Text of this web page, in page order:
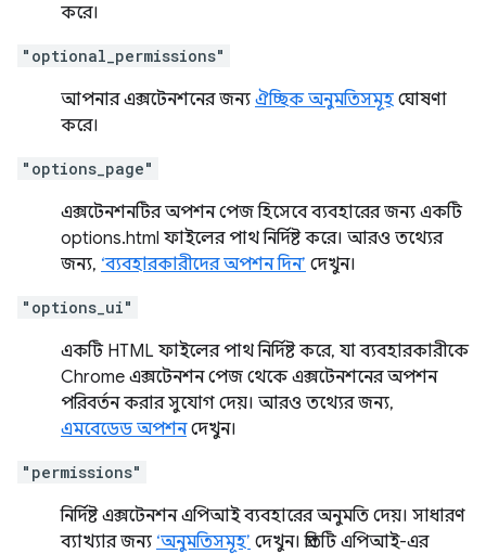
করে।
"optional_permissions"
আপনার এক্সটেনশনের জন্য ঐচ্ছিক অনুমতিসমূহ ঘোষণা
করে।
"options_page"
এক্সটেনশনটির অপশন পেজ হিসেবে ব্যবহারের জন্য একটি
options.html ফাইলের পাথ নির্দিষ্ট করে। আরও তথ্যের
জন্য, ‘ব্যবহারকারীদের অপশন দিন’ দেখুন।
"options_ui"
একটি HTML ফাইলের পাথ নির্দিষ্ট করে, যা ব্যবহারকারীকে
Chrome এক্সটেনশন পেজ থেকে এক্সটেনশনের অপশন
পরিবর্তন করার সুযোগ দেয়। আরও তথ্যের জন্য,
এমবেডেড অপশনদেখুন।
"permissions"
নির্দিষ্ট এক্সটেনশন এপিআই ব্যবহারের অনুমতি দেয়। সাধারণ
ব্যাখ্যার জন্য ‘অনুমতিসমূহ’ দেখুন। প্রতিটি এপিআই-এর